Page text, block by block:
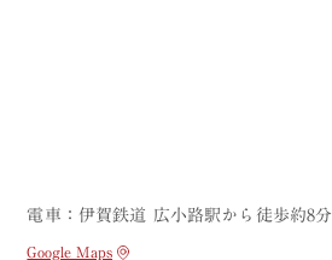
電車：伊賀鉄道 広小路駅から徒歩約8分
Google Maps